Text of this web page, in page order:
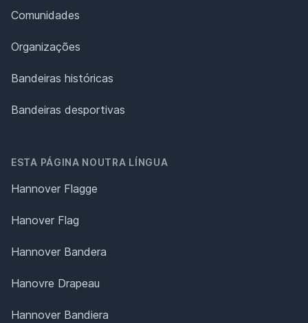
Comunidades
Organizações
Bandeiras históricas
Bandeiras desportivas
ESTA PÁGINA NOUTRA LÍNGUA
Hannover Flagge
Hanover Flag
Hannover Bandera
Hanovre Drapeau
Hannover Bandiera